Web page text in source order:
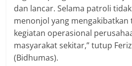
dan lancar. Selama patroli
menonjol yang mengakibatkan
kegiatan operasional
masyarakat sekitar,” tutup
(Bidhumas).